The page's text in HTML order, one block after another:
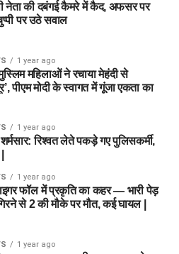
नेता की दबंगई कैमरे में कैद, अफसर पर
पर उठे सवाल
1 year ago
महिलाओं ने रचाया मेहंदी से
पीएम मोदी के स्वागत में गूंजा एकता का
1 year ago
रिश्वत लेते पकड़े गए पुलिसकर्मी,
1 year ago
फॉल में प्रकृति का कहर — भारी पेड़
से 2 की मौके पर मौत, कई घायल |
1 year ago